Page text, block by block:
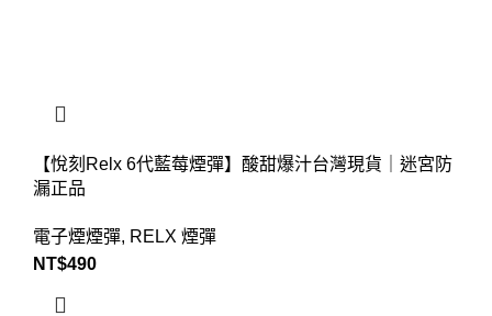
【悅刻Relx 6代藍莓煙彈】酸甜爆汁台灣現貨｜迷宮防
漏正品
電子煙煙彈, RELX 煙彈
NT$490